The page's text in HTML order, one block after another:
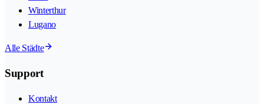
Winterthur
Lugano
Alle Städte
Support
Kontakt